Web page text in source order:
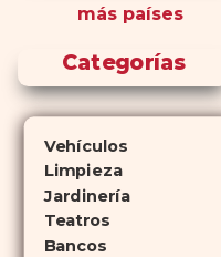
perfiles de efectos secundarios
diferencia? El tiempo.comprar
Cialisejerce sus efectos hasta 4
veces más tiempo que Viagra, lo
atractiva para quienes no desean
planificar sus actividades
románticas con antelación.
más países
Categorías
Vehículos
Limpieza
Jardinería
Teatros
Bancos